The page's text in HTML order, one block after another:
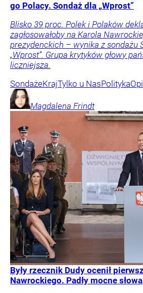
go Polacy. Sondaż dla „Wprost”
Blisko 39 proc. Polek i Polaków
zagłosowałoby na Karola
prezydenckich – wynika z sondażu
„Wprost”. Grupa krytyków głowy
liczniejsza.
SondażeKrajTylko u NasPolityka
Magdalena Frindt
Były rzecznik Dudy ocenił
Nawrockiego. Padły mocne słowa